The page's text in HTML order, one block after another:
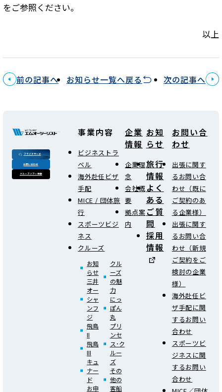
をご参照ください。
以上
前の記事へ お知らせ一覧へ戻る 次の記事へ
フライトサーチ
お問い合わせ
クルーズツアー検索
事業内容
ビジネストラ
ベル
海外赴任ビザ
手配
MICE / 団体旅
行
スポーツビジ
ネス
クルーズ
お知
らせ
三井
オー
シャ
ンフ
ジ
飛鳥
II
飛鳥
III
キュ
ナー
ド
お申
クル
ーズ
の魅
力
にっ
ぽん
丸
プリ
ンセ
ス･ク
ルー
ズ
その
他の
客船
企業
情報
企業理
念
会社概
要
拠点案
内
お知
らせ
旅行
情報
よく
ある
ご質
問
採用
情報
お問い合
わせ
出張に関す
るお問い合
わせ（既に
ご契約のあ
る企業様）
出張に関す
るお問い合
わせ（新規
ご契約をご
検討の企業
様）
海外赴任ビ
ザ手配に関
するお問い
合わせ
スポーツビ
ジネスに関
するお問い
合わせ